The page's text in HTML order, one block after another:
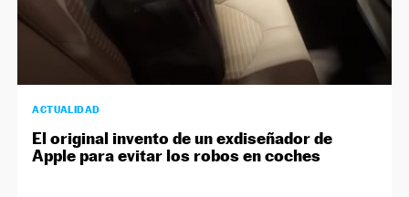
ACTUALIDAD
El original invento de un exdiseñador de
Apple para evitar los robos en coches